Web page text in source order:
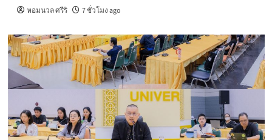
หอมนวล ศรีริ 7 ชั่วโมง ago